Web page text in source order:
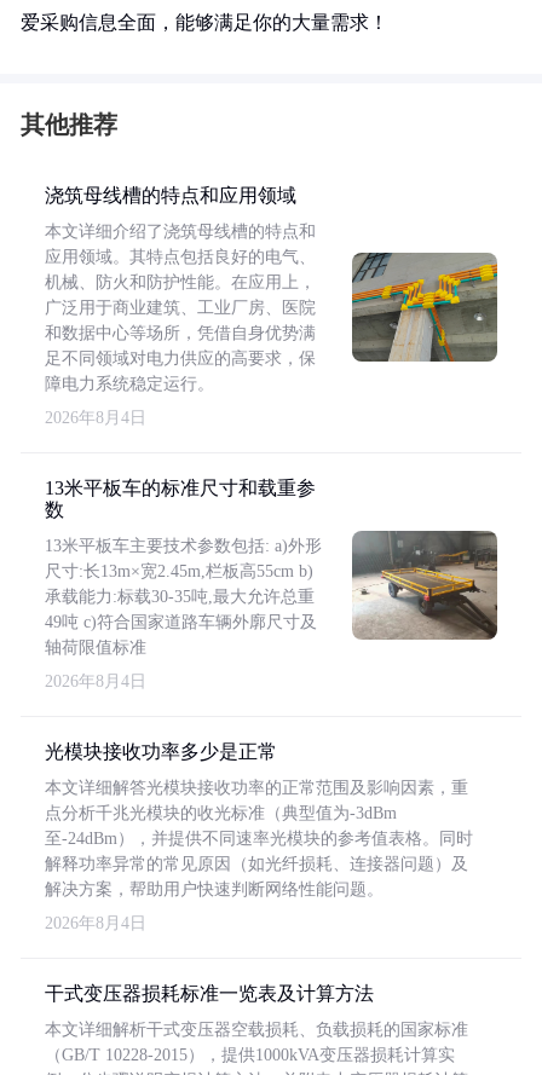
爱采购信息全面，能够满足你的大量需求！
其他推荐
浇筑母线槽的特点和应用领域
本文详细介绍了浇筑母线槽的特点和
应用领域。其特点包括良好的电气、
机械、防火和防护性能。在应用上，
广泛用于商业建筑、工业厂房、医院
和数据中心等场所，凭借自身优势满
足不同领域对电力供应的高要求，保
障电力系统稳定运行。
2026年8月4日
13米平板车的标准尺寸和载重参
数
13米平板车主要技术参数包括: a)外形
尺寸:长13m×宽2.45m,栏板高55cm b)
承载能力:标载30-35吨,最大允许总重
49吨 c)符合国家道路车辆外廓尺寸及
轴荷限值标准
2026年8月4日
光模块接收功率多少是正常
本文详细解答光模块接收功率的正常范围及影响因素，重
点分析千兆光模块的收光标准（典型值为-3dBm
至-24dBm），并提供不同速率光模块的参考值表格。同时
解释功率异常的常见原因（如光纤损耗、连接器问题）及
解决方案，帮助用户快速判断网络性能问题。
2026年8月4日
干式变压器损耗标准一览表及计算方法
本文详细解析干式变压器空载损耗、负载损耗的国家标准
（GB/T 10228-2015），提供1000kVA变压器损耗计算实